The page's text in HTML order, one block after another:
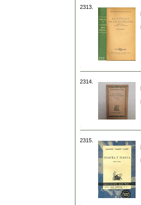
2313.
2314.
2315.